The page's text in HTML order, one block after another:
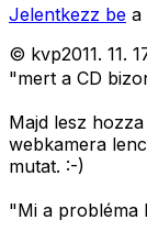
Jelentkezz be a
© kvp2011. 11.
"mert a CD
Majd lesz
webkamera
mutat. :-)
"Mi a probléma